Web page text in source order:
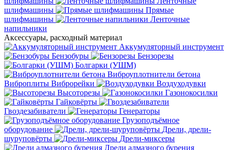
шлифмашины
Прямые
шлифмашины
Ленточные
напильники
Аксессуары, расходный материал
Аккумуляторный инструмент
Бензобуры
Бензорезы
Болгарки (УШМ)
Виброуплотнители бетона
Виброплиты Виброрейки
Воздуходувки
Высоторезы
Газонокосилки
Гайковёрты
Гвоздезабиватели
Генераторы
Грузоподъёмное
оборудование
Дрели, дрели-
шуруповёрты
Дрели-миксеры
Дрели алмазного бурения